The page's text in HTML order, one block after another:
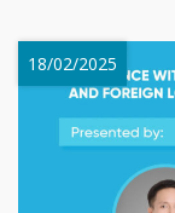
18/02/2025